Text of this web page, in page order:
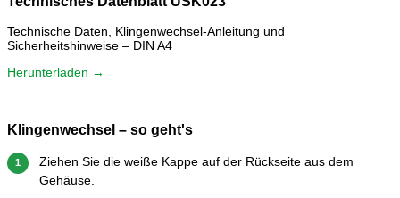
Technische Daten, Klingenwechsel-Anleitung und
Sicherheitshinweise – DIN A4
Herunterladen →
Klingenwechsel – so geht's
1
Ziehen Sie die weiße Kappe auf der Rückseite aus dem
Gehäuse.